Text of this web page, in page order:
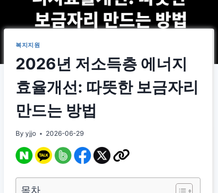
복지지원
2026년 저소득층 에너지
효율개선: 따뜻한 보금자리
만드는 방법
By yjjo 2026-06-29
목차